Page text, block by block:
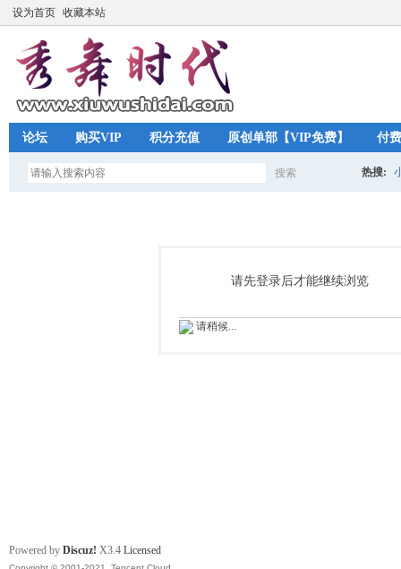
设为首页 收藏本站
论坛 购买VIP 积分充值 原创单部【VIP免费】 付
搜索
索
热搜:
请先登录后才能继续浏览
请稍候...
Powered by Discuz! X3.4 Licensed